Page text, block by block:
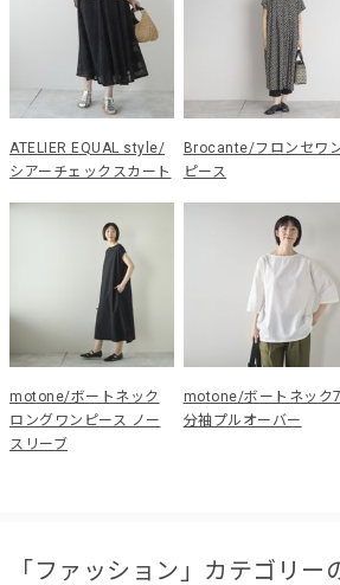
ATELIER EQUAL style/
シアーチェックスカート
Brocante/フロンセワ
ピース
motone/ボートネック
ロングワンピース ノー
スリーブ
motone/ボートネック7
分袖プルオーバー
「ファッション」カテゴリー